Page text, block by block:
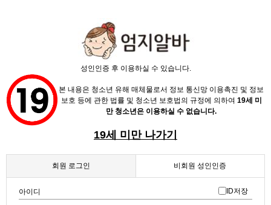
성인인증 후 이용하실 수 있습니다.
본 내용은 청소년 유해 매체물로서 정보 통신망 이용촉진 및 정보
보호 등에 관한 법률 및 청소년 보호법의 규정에 의하여 19세 미
만 청소년은 이용하실 수 없습니다.
19세 미만 나가기
회원 로그인 비회원 성인인증
아이디 ID저장